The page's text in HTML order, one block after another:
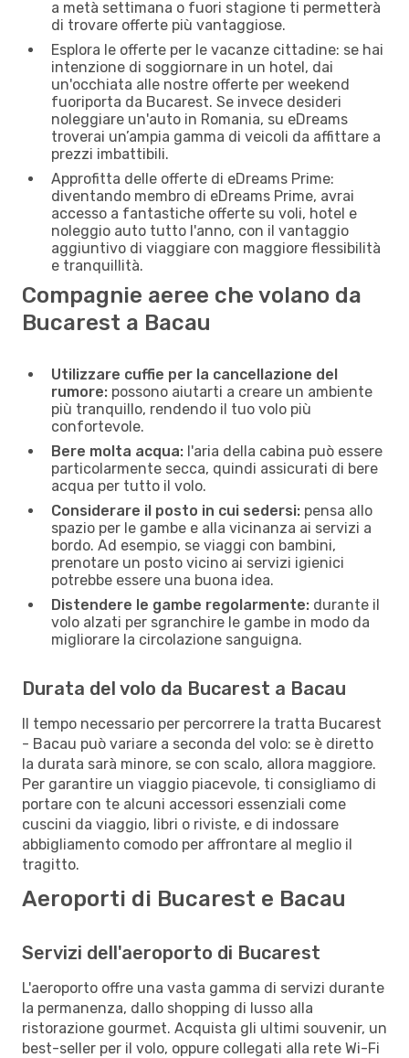
a metà settimana o fuori stagione ti permetterà
di trovare offerte più vantaggiose.
Esplora le offerte per le vacanze cittadine: se hai
intenzione di soggiornare in un hotel, dai
un'occhiata alle nostre offerte per weekend
fuoriporta da Bucarest. Se invece desideri
noleggiare un'auto in Romania, su eDreams
troverai un’ampia gamma di veicoli da affittare a
prezzi imbattibili.
Approfitta delle offerte di eDreams Prime:
diventando membro di eDreams Prime, avrai
accesso a fantastiche offerte su voli, hotel e
noleggio auto tutto l'anno, con il vantaggio
aggiuntivo di viaggiare con maggiore flessibilità
e tranquillità.
Compagnie aeree che volano da
Bucarest a Bacau
Utilizzare cuffie per la cancellazione del
rumore: possono aiutarti a creare un ambiente
più tranquillo, rendendo il tuo volo più
confortevole.
Bere molta acqua: l'aria della cabina può essere
particolarmente secca, quindi assicurati di bere
acqua per tutto il volo.
Considerare il posto in cui sedersi: pensa allo
spazio per le gambe e alla vicinanza ai servizi a
bordo. Ad esempio, se viaggi con bambini,
prenotare un posto vicino ai servizi igienici
potrebbe essere una buona idea.
Distendere le gambe regolarmente: durante il
volo alzati per sgranchire le gambe in modo da
migliorare la circolazione sanguigna.
Durata del volo da Bucarest a Bacau
Il tempo necessario per percorrere la tratta Bucarest
- Bacau può variare a seconda del volo: se è diretto
la durata sarà minore, se con scalo, allora maggiore.
Per garantire un viaggio piacevole, ti consigliamo di
portare con te alcuni accessori essenziali come
cuscini da viaggio, libri o riviste, e di indossare
abbigliamento comodo per affrontare al meglio il
tragitto.
Aeroporti di Bucarest e Bacau
Servizi dell'aeroporto di Bucarest
L'aeroporto offre una vasta gamma di servizi durante
la permanenza, dallo shopping di lusso alla
ristorazione gourmet. Acquista gli ultimi souvenir, un
best-seller per il volo, oppure collegati alla rete Wi-Fi